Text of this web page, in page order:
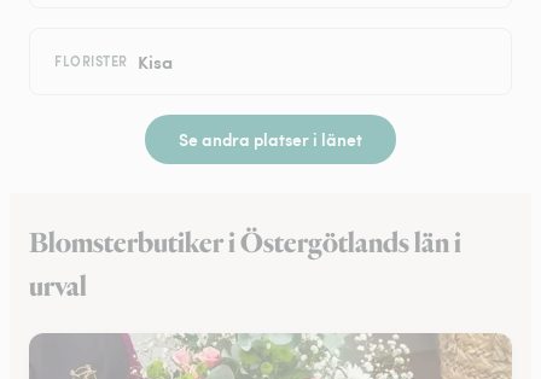
FLORISTER Kisa
Se andra platser i länet
Blomsterbutiker i Östergötlands län i
urval